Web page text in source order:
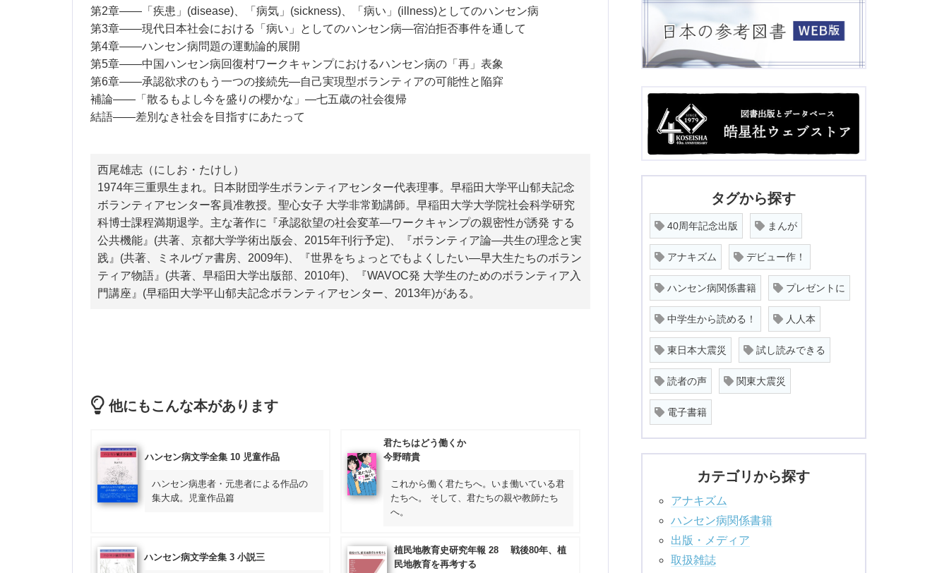
第2章――「疾患」(disease)、「病気」(sickness)、「病い」(illness)としてのハンセン病
第3章――現代日本社会における「病い」としてのハンセン病―宿泊拒否事件を通して
第4章――ハンセン病問題の運動論的展開
第5章――中国ハンセン病回復村ワークキャンプにおけるハンセン病の「再」表象
第6章――承認欲求のもう一つの接続先―自己実現型ボランティアの可能性と陥穽
補論――「散るもよし今を盛りの櫻かな」―七五歳の社会復帰
結語――差別なき社会を目指すにあたって
西尾雄志（にしお・たけし）
1974年三重県生まれ。日本財団学生ボランティアセンター代表理事。早稲田大学平山郁夫記念
ボランティアセンター客員准教授。聖心女子 大学非常勤講師。早稲田大学大学院社会科学研究
科博士課程満期退学。主な著作に『承認欲望の社会変革―ワークキャンプの親密性が誘発 する
公共機能』(共著、京都大学学術出版会、2015年刊行予定)、『ボランティア論―共生の理念と実
践』(共著、ミネルヴァ書房、2009年)、『世界をちょっとでもよくしたい―早大生たちのボラン
ティア物語』(共著、早稲田大学出版部、2010年)、『WAVOC発 大学生のためのボランティア入
門講座』(早稲田大学平山郁夫記念ボランティアセンター、2013年)がある。
他にもこんな本があります
ハンセン病文学全集 10 児童作品
ハンセン病患者・元患者による作品の
集大成。児童作品篇
君たちはどう働くか
今野晴貴
これから働く君たちへ。いま働いている君
たちへ。 そして、君たちの親や教師たち
へ。
ハンセン病文学全集 3 小説三
植民地教育史研究年報 28 戦後80年、植
民地教育を再考する
タグから探す
40周年記念出版 まんが
アナキズム デビュー作！
ハンセン病関係書籍 プレゼントに
中学生から読める！ 人人本
東日本大震災 試し読みできる
読者の声 関東大震災
電子書籍
カテゴリから探す
アナキズム
ハンセン病関係書籍
出版・メディア
取扱雑誌